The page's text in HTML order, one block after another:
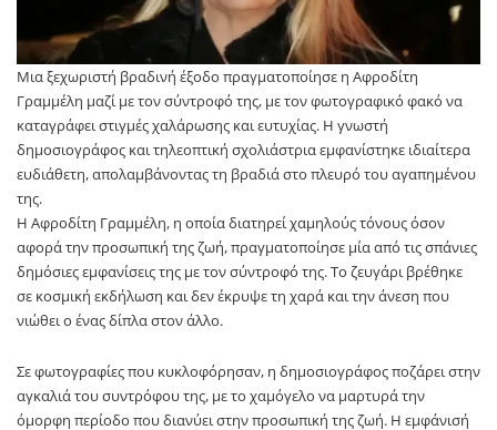
Μια ξεχωριστή βραδινή έξοδο πραγματοποίησε η Αφροδίτη
Γραμμέλη μαζί με τον σύντροφό της, με τον φωτογραφικό φακό να
καταγράφει στιγμές χαλάρωσης και ευτυχίας. Η γνωστή
δημοσιογράφος και τηλεοπτική σχολιάστρια εμφανίστηκε ιδιαίτερα
ευδιάθετη, απολαμβάνοντας τη βραδιά στο πλευρό του αγαπημένου
της.
Η Αφροδίτη Γραμμέλη, η οποία διατηρεί χαμηλούς τόνους όσον
αφορά την προσωπική της ζωή, πραγματοποίησε μία από τις σπάνιες
δημόσιες εμφανίσεις της με τον σύντροφό της. Το ζευγάρι βρέθηκε
σε κοσμική εκδήλωση και δεν έκρυψε τη χαρά και την άνεση που
νιώθει ο ένας δίπλα στον άλλο.
Σε φωτογραφίες που κυκλοφόρησαν, η δημοσιογράφος ποζάρει στην
αγκαλιά του συντρόφου της, με το χαμόγελο να μαρτυρά την
όμορφη περίοδο που διανύει στην προσωπική της ζωή. Η εμφάνισή